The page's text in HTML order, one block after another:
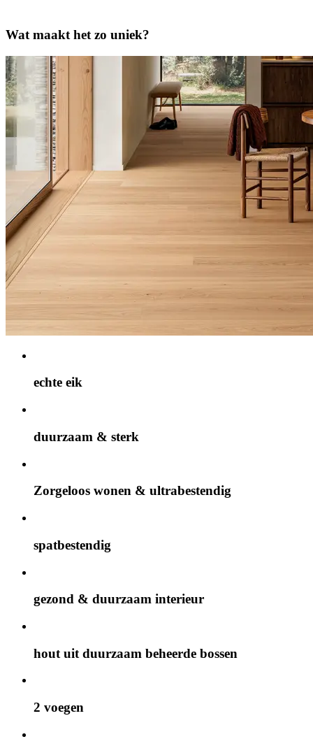
Wat maakt het zo uniek?
echte eik
duurzaam & sterk
Zorgeloos wonen & ultrabestendig
spatbestendig
gezond & duurzaam interieur
hout uit duurzaam beheerde bossen
2 voegen